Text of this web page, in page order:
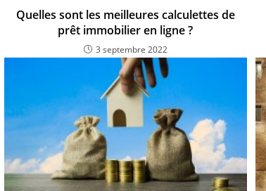
Quelles sont les meilleures calculettes de
prêt immobilier en ligne ?
3 septembre 2022